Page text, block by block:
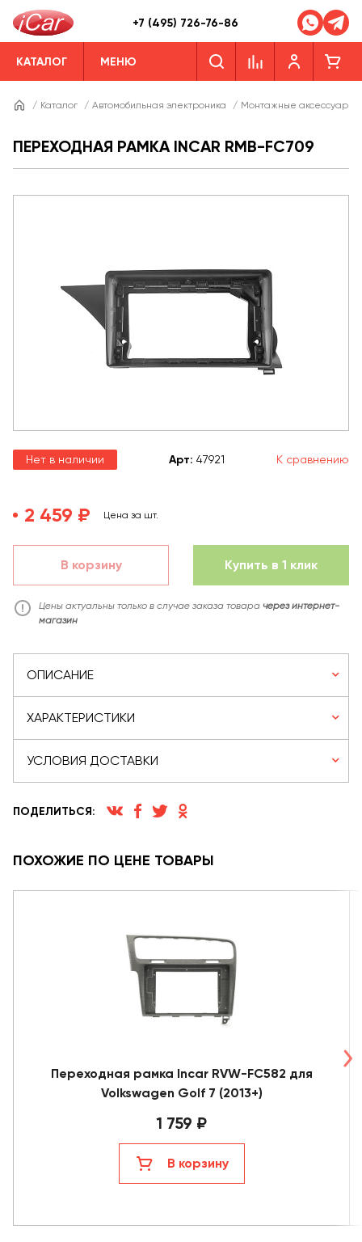
+7 (495) 726-76-86
КАТАЛОГ МЕНЮ
/ Каталог / Автомобильная электроника / Монтажные аксессуары
ПЕРЕХОДНАЯ РАМКА INCAR RMB-FC709
Нет в наличии Арт: 47921 К сравнению
2 459 ₽ Цена за шт.
В корзину Купить в 1 клик
Цены актуальны только в случае заказа товара через интернет-
магазин
ОПИСАНИЕ
ХАРАКТЕРИСТИКИ
УСЛОВИЯ ДОСТАВКИ
ПОДЕЛИТЬСЯ:
ПОХОЖИЕ ПО ЦЕНЕ ТОВАРЫ
Переходная рамка Incar RVW-FC582 для
Volkswagen Golf 7 (2013+)
1 759 ₽
В корзину